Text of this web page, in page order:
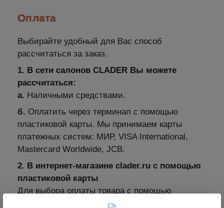
Оплата
Выбирайте удобный для Вас способ
рассчитаться за заказ.
1. В сети салонов CLADER Вы можете
рассчитаться:
а. Наличными средствами.
б. Оплатить через терминал с помощью
пластиковой карты. Мы принимаем карты
платежных систем: МИР, VISA International,
Mastercard Worldwide, JCB.
2. В интернет-магазине clader.ru с помощью
пластиковой карты
Для выбора оплаты товара с помощью
банковской карты на соответствующей